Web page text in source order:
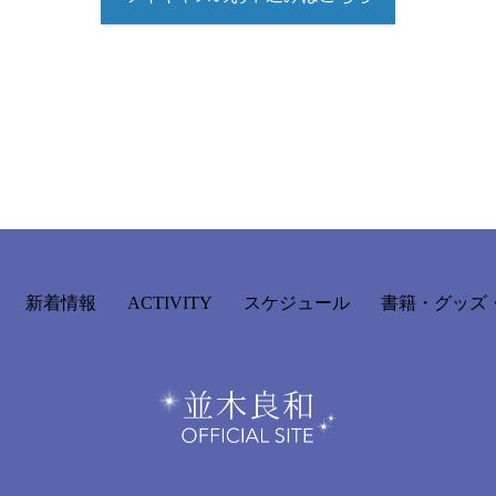
新着情報 ACTIVITY スケジュール 書籍・グッズ